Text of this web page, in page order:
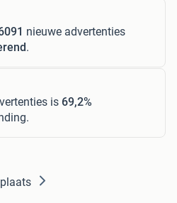
nieuwe advertenties
.
is 69,2%